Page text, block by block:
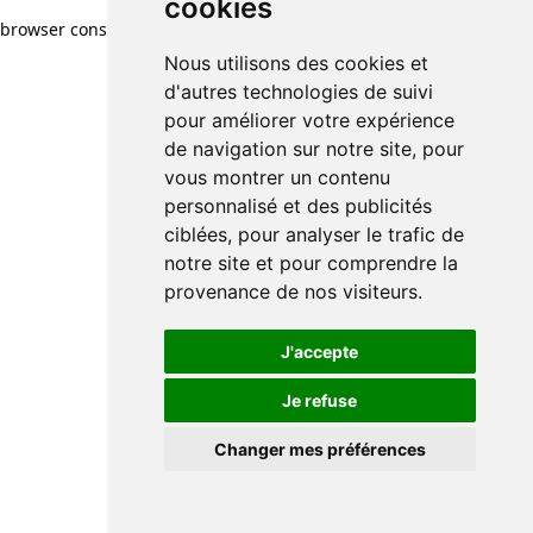
cookies
Nous utilisons des cookies et
d'autres technologies de suivi
pour améliorer votre expérience
de navigation sur notre site, pour
vous montrer un contenu
personnalisé et des publicités
ciblées, pour analyser le trafic de
notre site et pour comprendre la
provenance de nos visiteurs.
J'accepte
Je refuse
Changer mes préférences
browser console for more information)